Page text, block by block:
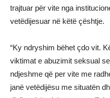
trajtuar për vite nga
vetëdijesuar në këtë çështje.
“Ky ndryshim bëhet çdo vit.
viktimat e abuzimit seksual
ndjeshme që per vite me
janë vetëdijësu me situatën